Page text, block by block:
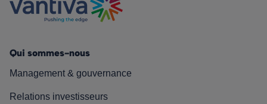
Qui sommes-nous
Management & gouvernance
Relations investisseurs